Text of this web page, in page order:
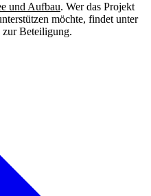
und Aufbau. Wer das Projekt
möchte, findet unter
Beteiligung.